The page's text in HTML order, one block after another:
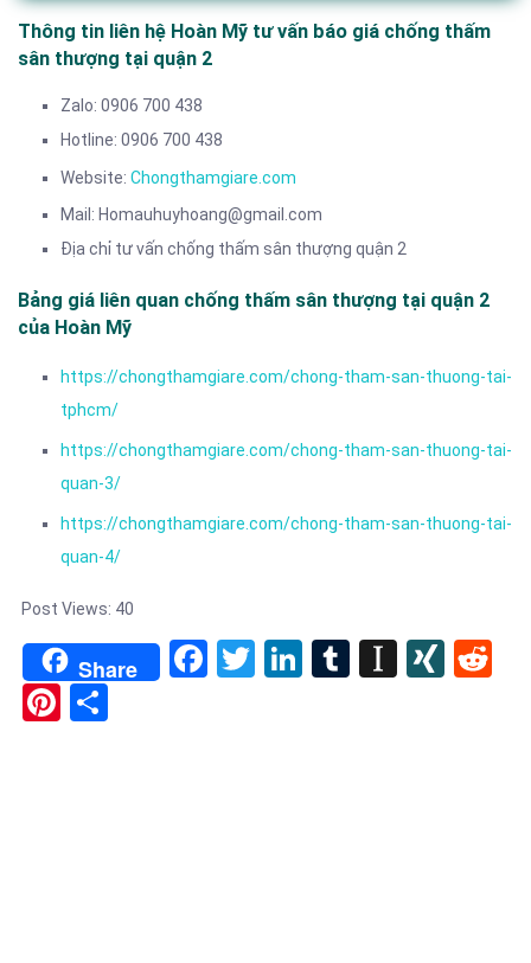
Thông tin liên hệ Hoàn Mỹ tư vấn báo giá chống thấm
sân thượng tại quận 2
Zalo: 0906 700 438
Hotline: 0906 700 438
Website: Chongthamgiare.com
Mail: Homauhuyhoang@gmail.com
Địa chỉ tư vấn chống thấm sân thượng quận 2
Bảng giá liên quan chống thấm sân thượng tại quận 2
của Hoàn Mỹ
https://chongthamgiare.com/chong-tham-san-thuong-tai-
tphcm/
https://chongthamgiare.com/chong-tham-san-thuong-tai-
quan-3/
https://chongthamgiare.com/chong-tham-san-thuong-tai-
quan-4/
Post Views: 40
Share Facebook
TwitterLinkedIn
Tumblr
Pinterest